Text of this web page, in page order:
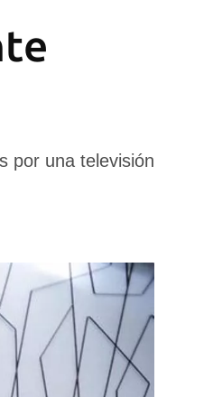
por una televisión